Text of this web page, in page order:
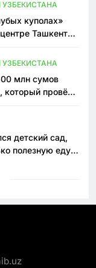
куполах»
Ташкента
млн сумов
который провёл
детский сад,
полезную еду.
сахара»